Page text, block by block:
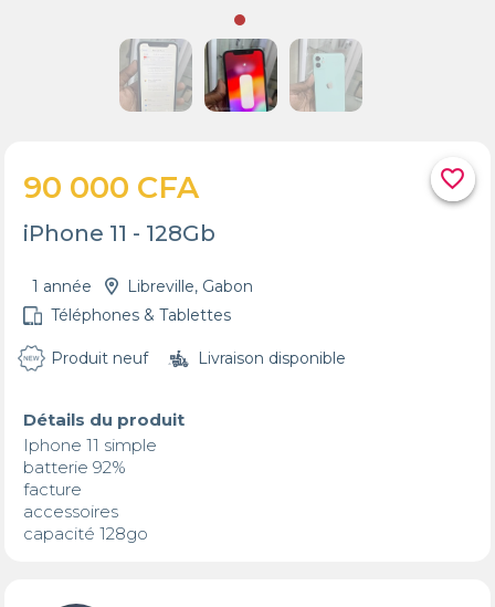
favorite_border
90 000 CFA
iPhone 11 - 128Gb
1 année
Libreville, Gabon
Téléphones & Tablettes
Produit neuf Livraison disponible
Détails du produit
Iphone 11 simple
batterie 92%
facture
accessoires
capacité 128go